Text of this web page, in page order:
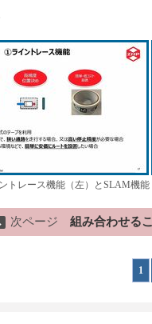
トレース機能（左）とSLAM機
次ページ 組み合わせる
1